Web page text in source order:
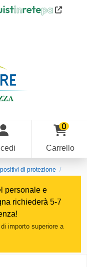
0
Carrello
di protezione
personale e
richiederà 5-7
importo superiore a